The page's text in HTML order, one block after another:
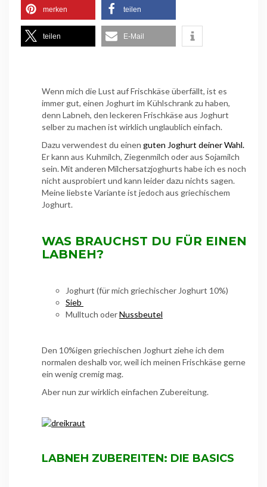
merken teilen
teilen E-Mail
Wenn mich die Lust auf Frischkäse überfällt, ist es
immer gut, einen Joghurt im Kühlschrank zu haben,
denn Labneh, den leckeren Frischkäse aus Joghurt
selber zu machen ist wirklich unglaublich einfach.
Dazu verwendest du einen guten Joghurt deiner Wahl.
Er kann aus Kuhmilch, Ziegenmilch oder aus Sojamilch
sein. Mit anderen Milchersatzjoghurts habe ich es noch
nicht ausprobiert und kann leider dazu nichts sagen.
Meine liebste Variante ist jedoch aus griechischem
Joghurt.
WAS BRAUCHST DU FÜR EINEN
LABNEH?
Joghurt (für mich griechischer Joghurt 10%)
Sieb
Mulltuch oderNussbeutel
Den 10%igen griechischen Joghurt ziehe ich dem
normalen deshalb vor, weil ich meinen Frischkäse gerne
ein wenig cremig mag.
Aber nun zur wirklich einfachen Zubereitung.
LABNEH ZUBEREITEN: DIE BASICS